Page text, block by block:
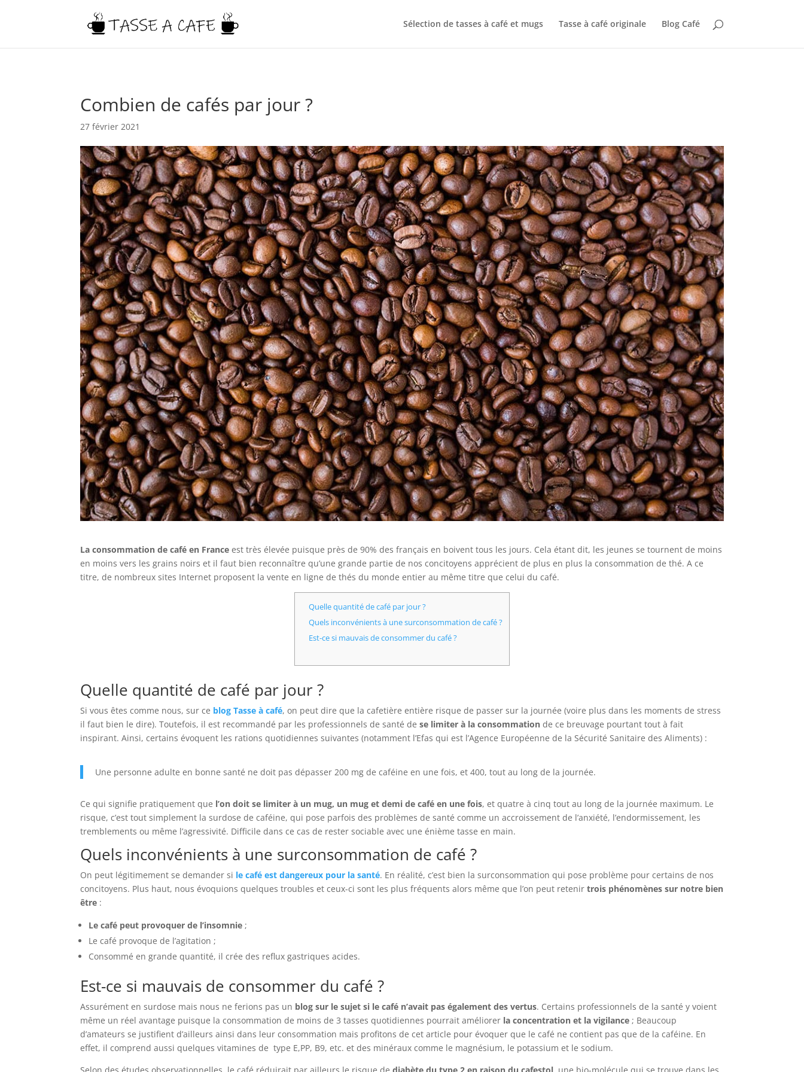
Sélection de tasses à café et mugs Tasse à café originale Blog Café
Combien de cafés par jour ?
27 février 2021
La consommation de café en France est très élevée puisque près de 90% des français en boivent tous les jours. Cela étant dit, les jeunes se tournent de moins
en moins vers les grains noirs et il faut bien reconnaître qu’une grande partie de nos concitoyens apprécient de plus en plus la consommation de thé. A ce
titre, de nombreux sites Internet proposent la vente en ligne de thés du monde entier au même titre que celui du café.
Quelle quantité de café par jour ?
Quels inconvénients à une surconsommation de café ?
Est-ce si mauvais de consommer du café ?
Quelle quantité de café par jour ?
Si vous êtes comme nous, sur ce blog Tasse à café, on peut dire que la cafetière entière risque de passer sur la journée (voire plus dans les moments de stress
il faut bien le dire). Toutefois, il est recommandé par les professionnels de santé dese limiter à la consommation de ce breuvage pourtant tout à fait
inspirant. Ainsi, certains évoquent les rations quotidiennes suivantes (notamment l’Efas qui est l’Agence Européenne de la Sécurité Sanitaire des Aliments) :
Une personne adulte en bonne santé ne doit pas dépasser 200 mg de caféine en une fois, et 400, tout au long de la journée.
Ce qui signifie pratiquement que l’on doit se limiter à un mug, un mug et demi de café en une fois, et quatre à cinq tout au long de la journée maximum. Le
risque, c’est tout simplement la surdose de caféine, qui pose parfois des problèmes de santé comme un accroissement de l’anxiété, l’endormissement, les
tremblements ou même l’agressivité. Difficile dans ce cas de rester sociable avec une énième tasse en main.
Quels inconvénients à une surconsommation de café ?
On peut légitimement se demander si le café est dangereux pour la santé. En réalité, c’est bien la surconsommation qui pose problème pour certains de nos
concitoyens. Plus haut, nous évoquions quelques troubles et ceux-ci sont les plus fréquents alors même que l’on peut retenirtrois phénomènes sur notre bien
être :
Le café peut provoquer de l’insomnie ;
Le café provoque de l’agitation ;
Consommé en grande quantité, il crée des reflux gastriques acides.
Est-ce si mauvais de consommer du café ?
Assurément en surdose mais nous ne ferions pas un blog sur le sujet si le café n’avait pas également des vertus. Certains professionnels de la santé y voient
même un réel avantage puisque la consommation de moins de 3 tasses quotidiennes pourrait améliorer la concentration et la vigilance ; Beaucoup
d’amateurs se justifient d’ailleurs ainsi dans leur consommation mais profitons de cet article pour évoquer que le café ne contient pas que de la caféine. En
effet, il comprend aussi quelques vitamines de type E,PP, B9, etc. et des minéraux comme le magnésium, le potassium et le sodium.